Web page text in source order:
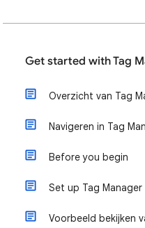
Get started with Tag
Overzicht van Tag
Navigeren in Tag
Before you begin
Set up Tag Manager
Voorbeeld bekijken